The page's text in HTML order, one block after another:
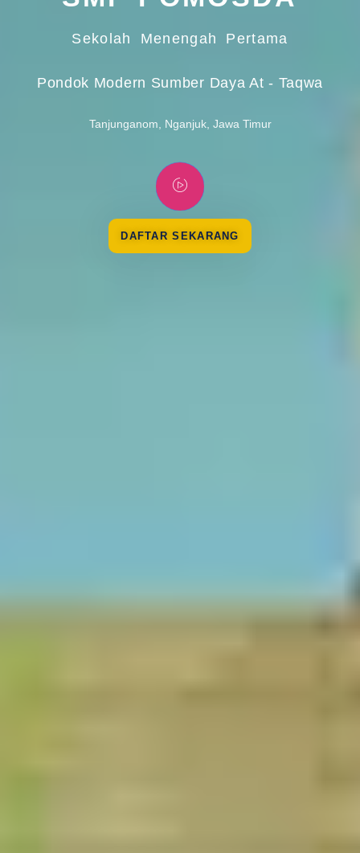
Sekolah Menengah Pertama
Pondok Modern Sumber Daya At - Taqwa
Tanjunganom, Nganjuk, Jawa Timur
DAFTAR SEKARANG